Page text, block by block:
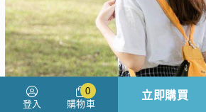
登入 購物車
0 立即購買